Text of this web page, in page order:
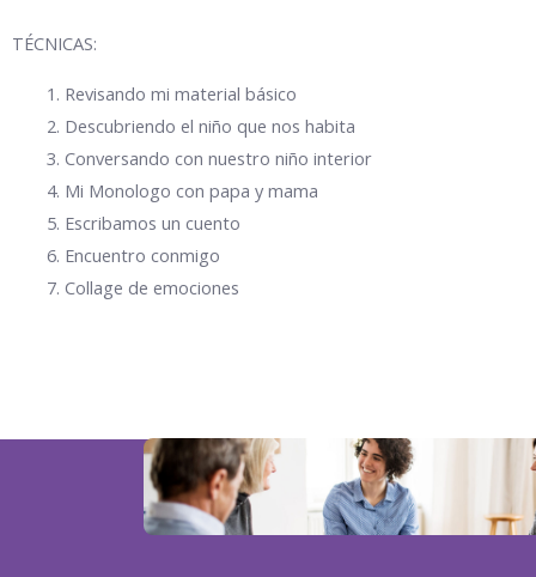
TÉCNICAS:
Revisando mi material básico
Descubriendo el niño que nos habita
Conversando con nuestro niño interior
Mi Monologo con papa y mama
Escribamos un cuento
Encuentro conmigo
Collage de emociones